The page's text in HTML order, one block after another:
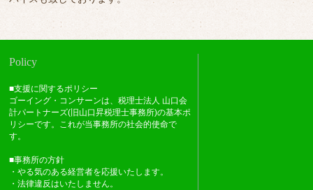
Policy
■支援に関するポリシー
ゴーイング・コンサーンは、税理士法人 山口会
計パートナーズ(旧山口昇税理士事務所)の基本ポ
リシーです。これが当事務所の社会的使命で
す。
■事務所の方針
・やる気のある経営者を応援いたします。
・法律違反はいたしません。